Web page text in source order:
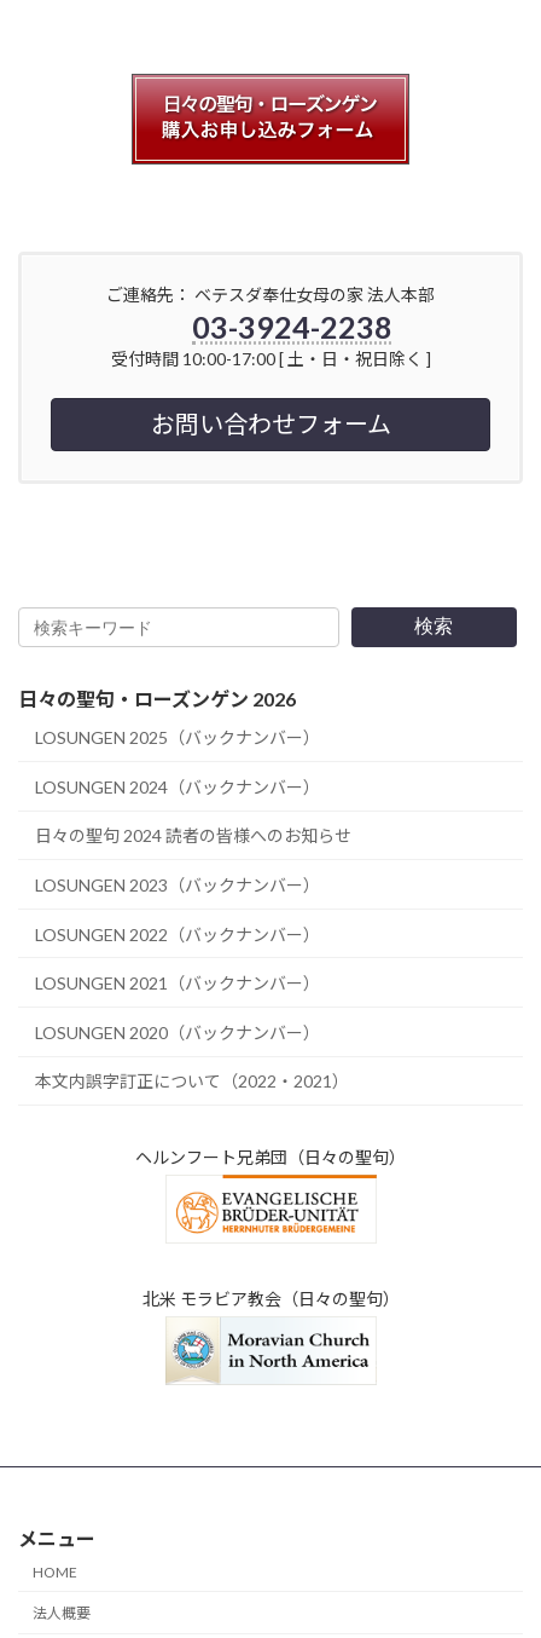
ご連絡先： ベテスダ奉仕女母の家 法人本部
03-3924-2238
受付時間 10:00-17:00 [ 土・日・祝日除く ]
お問い合わせフォーム
検索
日々の聖句・ローズンゲン 2026
LOSUNGEN 2025（バックナンバー）
LOSUNGEN 2024（バックナンバー）
日々の聖句 2024 読者の皆様へのお知らせ
LOSUNGEN 2023（バックナンバー）
LOSUNGEN 2022（バックナンバー）
LOSUNGEN 2021（バックナンバー）
LOSUNGEN 2020（バックナンバー）
本文内誤字訂正について（2022・2021）
ヘルンフート兄弟団（日々の聖句）
北米 モラビア教会（日々の聖句）
メニュー
HOME
法人概要